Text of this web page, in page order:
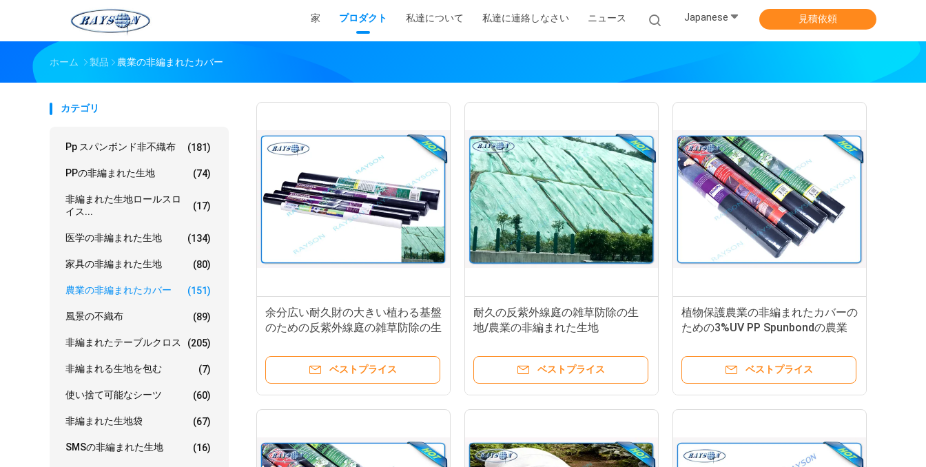
家 プロダクト 私達について 私達に連絡しなさい ニュース Japanese 見積依頼
ホーム 製品 農業の非編まれたカバー
カテゴリ
Pp スパンボンド非不織布 (181)
PPの非編まれた生地 (74)
非編まれた生地ロールスロ
イス...
(17)
医学の非編まれた生地 (134)
家具の非編まれた生地 (80)
農業の非編まれたカバー (151)
風景の不織布 (89)
非編まれたテーブルクロス (205)
非編まれる生地を包む (7)
使い捨て可能なシーツ (60)
非編まれた生地袋 (67)
SMSの非編まれた生地 (16)
余分広い耐久財の大きい植わる基盤
のための反紫外線庭の雑草防除の生
ベストプライス
耐久の反紫外線庭の雑草防除の生
地/農業の非編まれた生地
ベストプライス
植物保護農業の非編まれたカバーの
ための3%UV PP Spunbondの農業
ベストプライス